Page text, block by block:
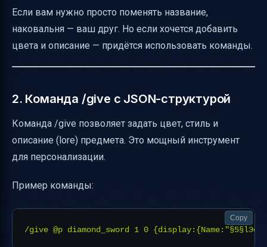
Если вам нужно просто поменять название,
наковальня — ваш друг. Но если хочется добавить
цвета и описание — придётся использовать команды.
2. Команда /give с JSON-структурой
Команда /give позволяет задать цвет, стиль и
описание (lore) предмета. Это мощный инструмент
для персонализации.
Пример команды:
Copy